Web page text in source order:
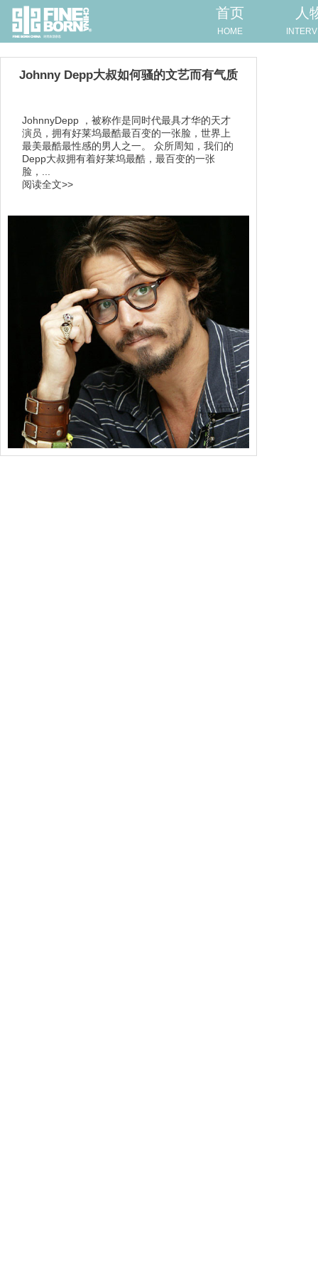
首页
HOME
人
Johnny Depp大叔如何骚的文艺而有气质
JohnnyDepp ，被称作是同时代最具才华的天才
演员，拥有好莱坞最酷最百变的一张脸，世界上
最美最酷最性感的男人之一。 众所周知，我们的
Depp大叔拥有着好莱坞最酷，最百变的一张
脸，...
阅读全文>>